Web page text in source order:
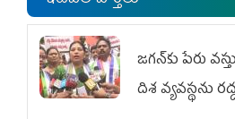
జగన్‌కు పేరు
దిశ వ్య‌వ‌స్థ‌ను